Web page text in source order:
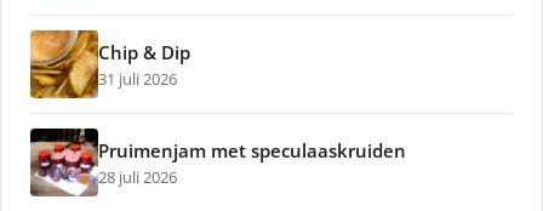
Chip & Dip
31 juli 2026
Pruimenjam met speculaaskruiden
28 juli 2026